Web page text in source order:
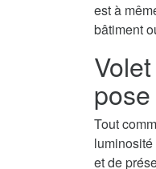
est à
bâtiment
Tout
et de